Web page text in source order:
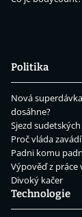
Politika
Nová
dosáhne?
Sjezd
Proč vláda zavádí
Padni komu
Výpověď z práce
Divoký kačer
Technologie